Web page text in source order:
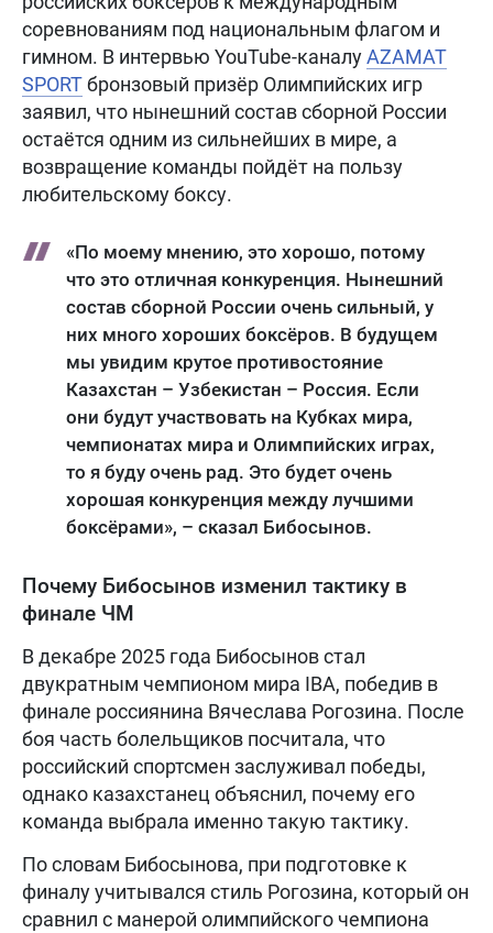
соревнованиям под национальным флагом и
гимном. В интервью YouTube-каналуAZAMAT
SPORTбронзовый призёр Олимпийских игр
заявил, что нынешний состав сборной России
остаётся одним из сильнейших в мире, а
возвращение команды пойдёт на пользу
любительскому боксу.
«По моему мнению, это хорошо, потому
что это отличная конкуренция. Нынешний
состав сборной России очень сильный, у
них много хороших боксёров. В будущем
мы увидим крутое противостояние
Казахстан – Узбекистан – Россия. Если
они будут участвовать на Кубках мира,
чемпионатах мира и Олимпийских играх,
то я буду очень рад. Это будет очень
хорошая конкуренция между лучшими
боксёрами», – сказал Бибосынов.
Почему Бибосынов изменил тактику в
финале ЧМ
В декабре 2025 года Бибосынов стал
двукратным чемпионом мира IBA, победив в
финале россиянина Вячеслава Рогозина. После
боя часть болельщиков посчитала, что
российский спортсмен заслуживал победы,
однако казахстанец объяснил, почему его
команда выбрала именно такую тактику.
По словам Бибосынова, при подготовке к
финалу учитывался стиль Рогозина, который он
сравнил с манерой олимпийского чемпиона